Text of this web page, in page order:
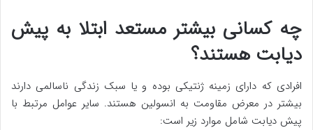
چه کسانی بیشتر مستعد ابتلا به پیش
دیابت هستند؟
افرادی که دارای زمینه ژنتیکی بوده و یا سبک زندگی ناسالمی دارند
بیشتر در معرض مقاومت به انسولین هستند. سایر عوامل مرتبط با
پیش دیابت شامل موارد زیر است: